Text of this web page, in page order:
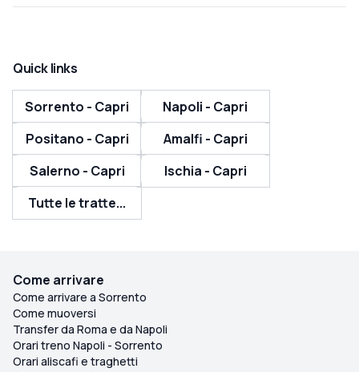
Quick links
Sorrento - Capri
Napoli - Capri
Positano - Capri
Amalfi - Capri
Salerno - Capri
Ischia - Capri
Tutte le tratte...
Come arrivare
Come arrivare a Sorrento
Come muoversi
Transfer da Roma e da Napoli
Orari treno Napoli - Sorrento
Orari aliscafi e traghetti